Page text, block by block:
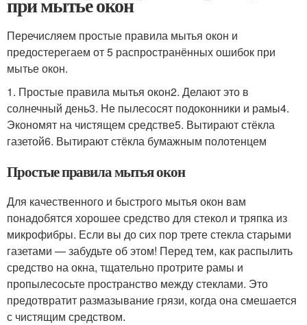
Перечисляем простые правила мытья окон и
предостерегаем от 5 распространённых ошибок при
мытье окон.
1. Простые правила мытья окон2. Делают это в
солнечный день3. Не пылесосят подоконники и рамы4.
Экономят на чистящем средстве5. Вытирают стёкла
газетой6. Вытирают стёкла бумажным полотенцем
Простые правила мытья окон
Для качественного и быстрого мытья окон вам
понадобятся хорошее средство для стекол и тряпка из
микрофибры. Если вы до сих пор трете стекла старыми
газетами — забудьте об этом! Перед тем, как распылить
средство на окна, тщательно протрите рамы и
пропылесосьте пространство между стеклами. Это
предотвратит размазывание грязи, когда она смешается
с чистящим средством.